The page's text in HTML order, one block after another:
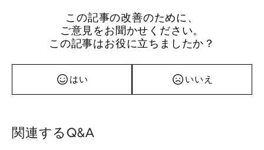
この記事の改善のために、
ご意見をお聞かせください。
この記事はお役に立ちましたか？
はい いいえ
関連するQ&A